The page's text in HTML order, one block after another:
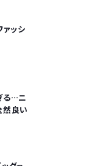
ァッシ
る…ニ
然良い